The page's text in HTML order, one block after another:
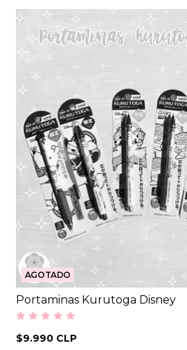
AGOTADO
Portaminas Kurutoga Disney
$9.990 CLP